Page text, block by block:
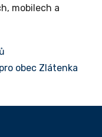
mobilech a
obec Zlátenka